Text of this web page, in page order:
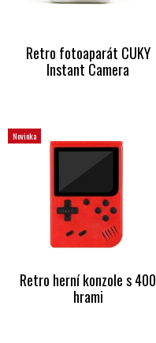
Retro fotoaparát CUKY
Instant Camera
Novinka
Retro herní konzole s 400
hrami